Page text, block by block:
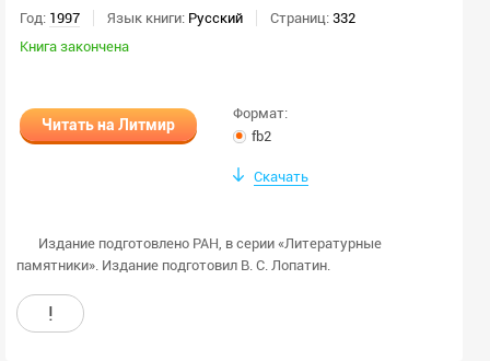
Год: 1997 Язык книги: Русский Страниц: 332
Книга закончена
Читать на Литмир
Формат:
fb2
Скачать
Издание подготовлено РАН, в серии «Литературные
памятники». Издание подготовил В. С. Лопатин.
!